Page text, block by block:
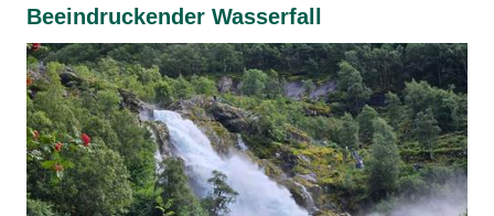
Beeindruckender Wasserfall